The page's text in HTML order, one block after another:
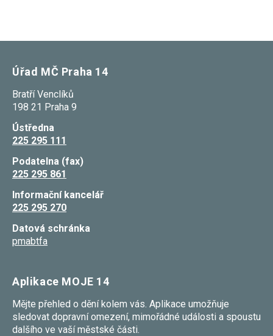
Úřad MČ Praha 14
Bratří Venclíků
198 21 Praha 9
Ústředna
225 295 111
Podatelna (fax)
225 295 861
Informační kancelář
225 295 270
Datová schránka
pmabtfa
Aplikace MOJE 14
Mějte přehled o dění kolem vás. Aplikace umožňuje
sledovat dopravní omezení, mimořádné události a spoustu
dalšího ve vaší městské části.